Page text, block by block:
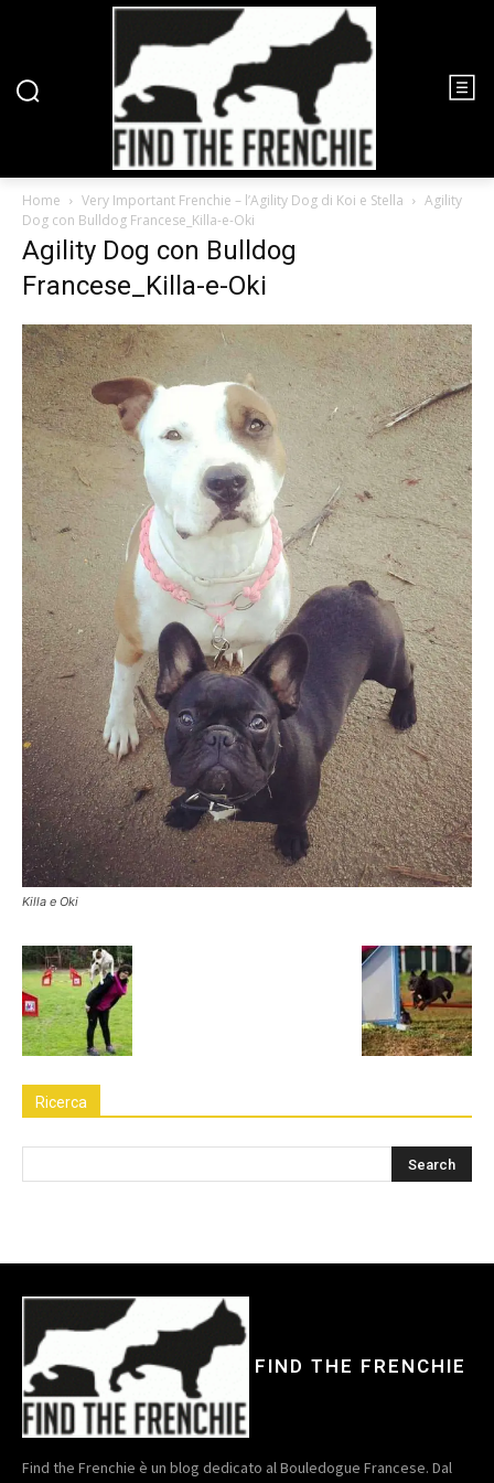
Home Very Important Frenchie – l’Agility Dog di Koi e Stella
Agility
Dog con Bulldog Francese_Killa-e-Oki
Agility Dog con Bulldog
Francese_Killa-e-Oki
Killa e Oki
Ricerca
FIND THE FRENCHIE
Find the Frenchie è un blog dedicato al Bouledogue Francese. Dal